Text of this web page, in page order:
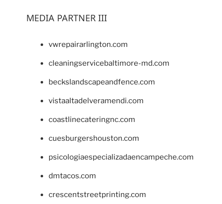
MEDIA PARTNER III
vwrepairarlington.com
cleaningservicebaltimore-md.com
beckslandscapeandfence.com
vistaaltadelveramendi.com
coastlinecateringnc.com
cuesburgershouston.com
psicologiaespecializadaencampeche.com
dmtacos.com
crescentstreetprinting.com